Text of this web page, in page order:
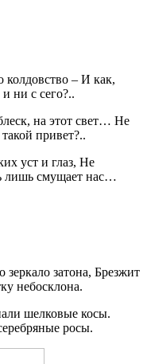
колдовство – И как,
ни с сего?..
на этот свет… Не
привет?..
уст и глаз, Не
лишь смущает нас…
зеркало затона, Брезжит
небосклона.
шелковые косы.
росы.